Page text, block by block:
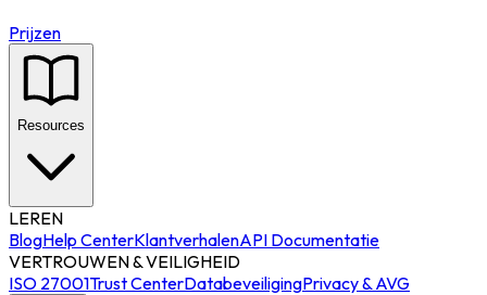
Prijzen
Resources
LEREN
BlogHelp CenterKlantverhalenAPI Documentatie
VERTROUWEN & VEILIGHEID
ISO 27001Trust CenterDatabeveiligingPrivacy & AVG